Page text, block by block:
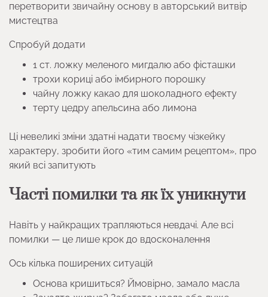
перетворити звичайну основу в авторський витвір
мистецтва
Спробуй додати
1 ст. ложку меленого мигдалю або фісташки
трохи кориці або імбирного порошку
чайну ложку какао для шоколадного ефекту
терту цедру апельсина або лимона
Ці невеликі зміни здатні надати твоєму чізкейку
характеру, зробити його «тим самим рецептом», про
який всі запитують
Часті помилки та як їх уникнути
Навіть у найкращих трапляються невдачі. Але всі
помилки — це лише крок до вдосконалення
Ось кілька поширених ситуацій
Основа кришиться? Ймовірно, замало масла